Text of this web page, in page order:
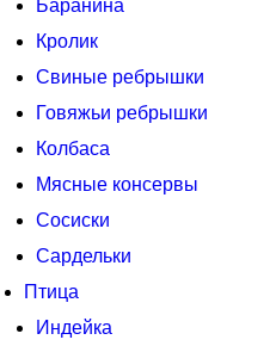
Баранина
Кролик
Свиные ребрышки
Говяжьи ребрышки
Колбаса
Мясные консервы
Сосиски
Сардельки
Птица
Индейка